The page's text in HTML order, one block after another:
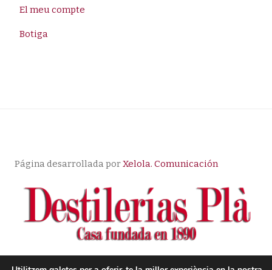
El meu compte
Botiga
Página desarrollada porXelola. Comunicación